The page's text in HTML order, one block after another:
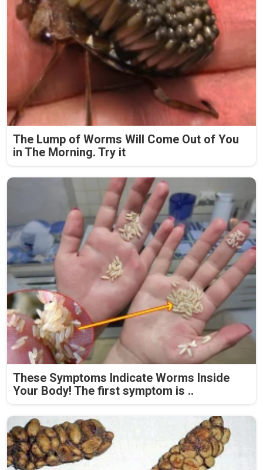
The Lump of Worms Will Come Out of You
in The Morning. Try it
These Symptoms Indicate Worms Inside
Your Body! The first symptom is ..